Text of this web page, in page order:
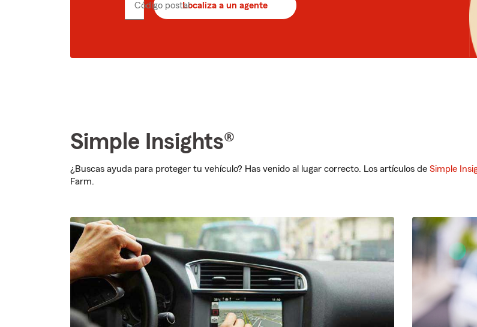
Código postalIngrese
5
Localiza a un agente
Simple Insights®
¿Buscas ayuda para proteger tu vehículo? Has venido al lugar correcto. Los artículos de Simple
Farm.